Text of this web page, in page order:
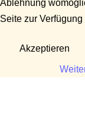
Ablehnung
Seite zur Verfügung
Akzeptieren